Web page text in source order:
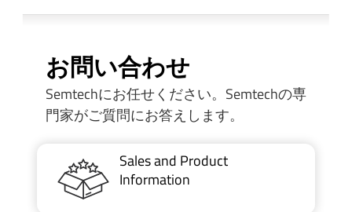
お問い合わせ
Semtechにお任せください。Semtechの専
門家がご質問にお答えします。
Sales and Product
Information